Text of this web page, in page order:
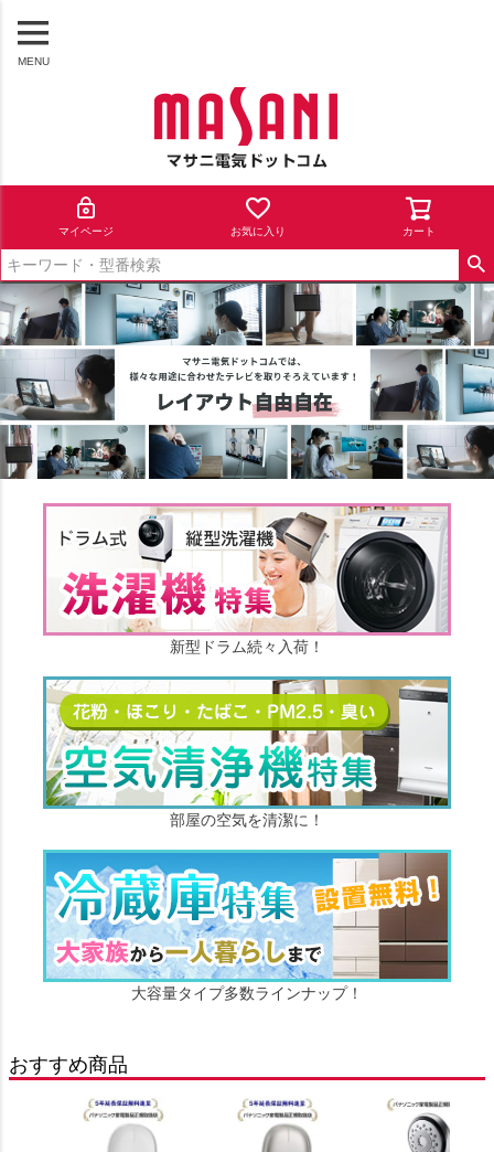
MENU
マイページ お気に入り カート
新型ドラム続々入荷！
部屋の空気を清潔に！
大容量タイプ多数ラインナップ！
おすすめ商品